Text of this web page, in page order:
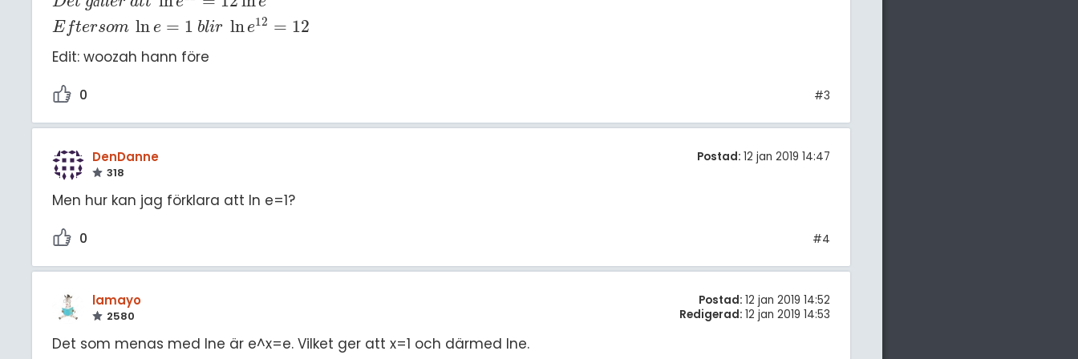
E ftersom ln e = 1 blir lne12 = 12
Edit: woozah hann före
0 #3
DenDanne
318
Postad: 12 jan 2019 14:47
Men hur kan jag förklara att ln e=1?
0 #4
lamayo
2580
Postad: 12 jan 2019 14:52
Redigerad: 12 jan 2019 14:53
Det som menas med lne är e^x=e. Vilket ger att x=1 och därmed lne.